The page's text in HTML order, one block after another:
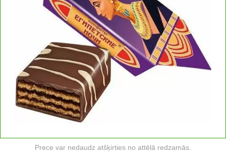
Prece var nedaudz atšķirties no attēlā redzamās.